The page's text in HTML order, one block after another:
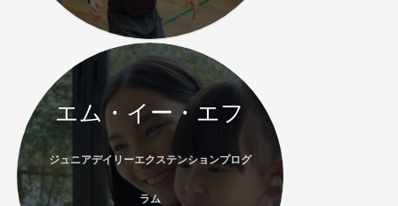
エム・イー・エフ
ジュニアデイリーエクステンションプログ
ラム